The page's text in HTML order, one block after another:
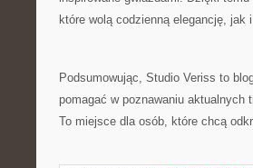
które wolą codzienną elegancję,
Podsumowując, Studio Veriss to
pomagać w poznawaniu aktualnych
To miejsce dla osób, które chcą